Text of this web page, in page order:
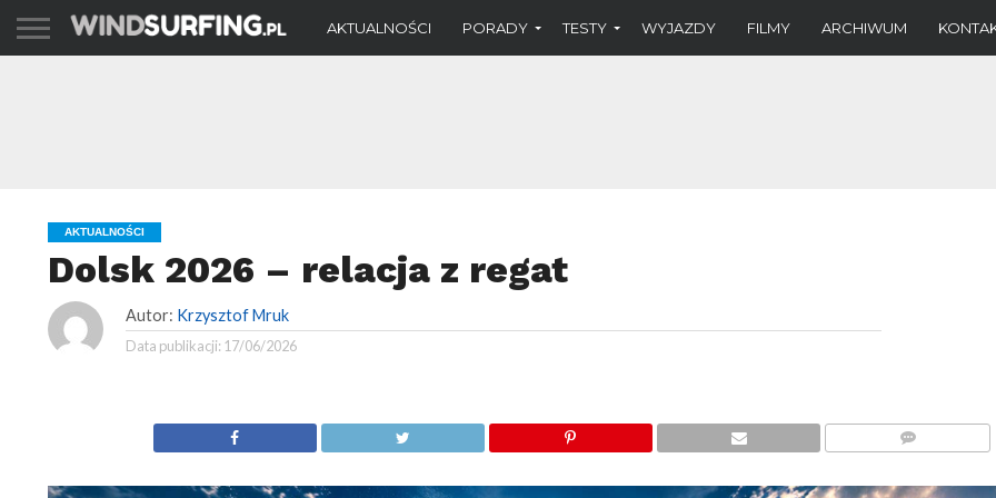
AKTUALNOŚCI PORADY TESTY WYJAZDY FILMY ARCHIWUM
AKTUALNOŚCI
Dolsk 2026 – relacja z regat
Autor: Krzysztof Mruk
Data publikacji: 17/06/2026